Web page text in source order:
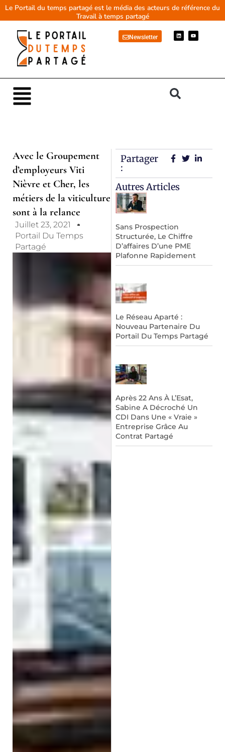
AllerLe Portail du temps partagé est le média des acteurs de référence du
Travail à temps partagé
Newsletter
L
i
n
Y
o
u
Main
Menu
Avec le Groupement
d’employeurs Viti
Nièvre et Cher, les
métiers de la viticulture
sont à la relance
Juillet 23, 2021
Portail Du Temps
Partagé
Partager
:
Autres Articles
Sans Prospection
Structurée, Le Chiffre
D’affaires D’une PME
Plafonne Rapidement
Le Réseau Aparté :
Nouveau Partenaire Du
Portail Du Temps Partagé
Après 22 Ans À L’Esat,
Sabine A Décroché Un
CDI Dans Une « Vraie »
Entreprise Grâce Au
Contrat Partagé